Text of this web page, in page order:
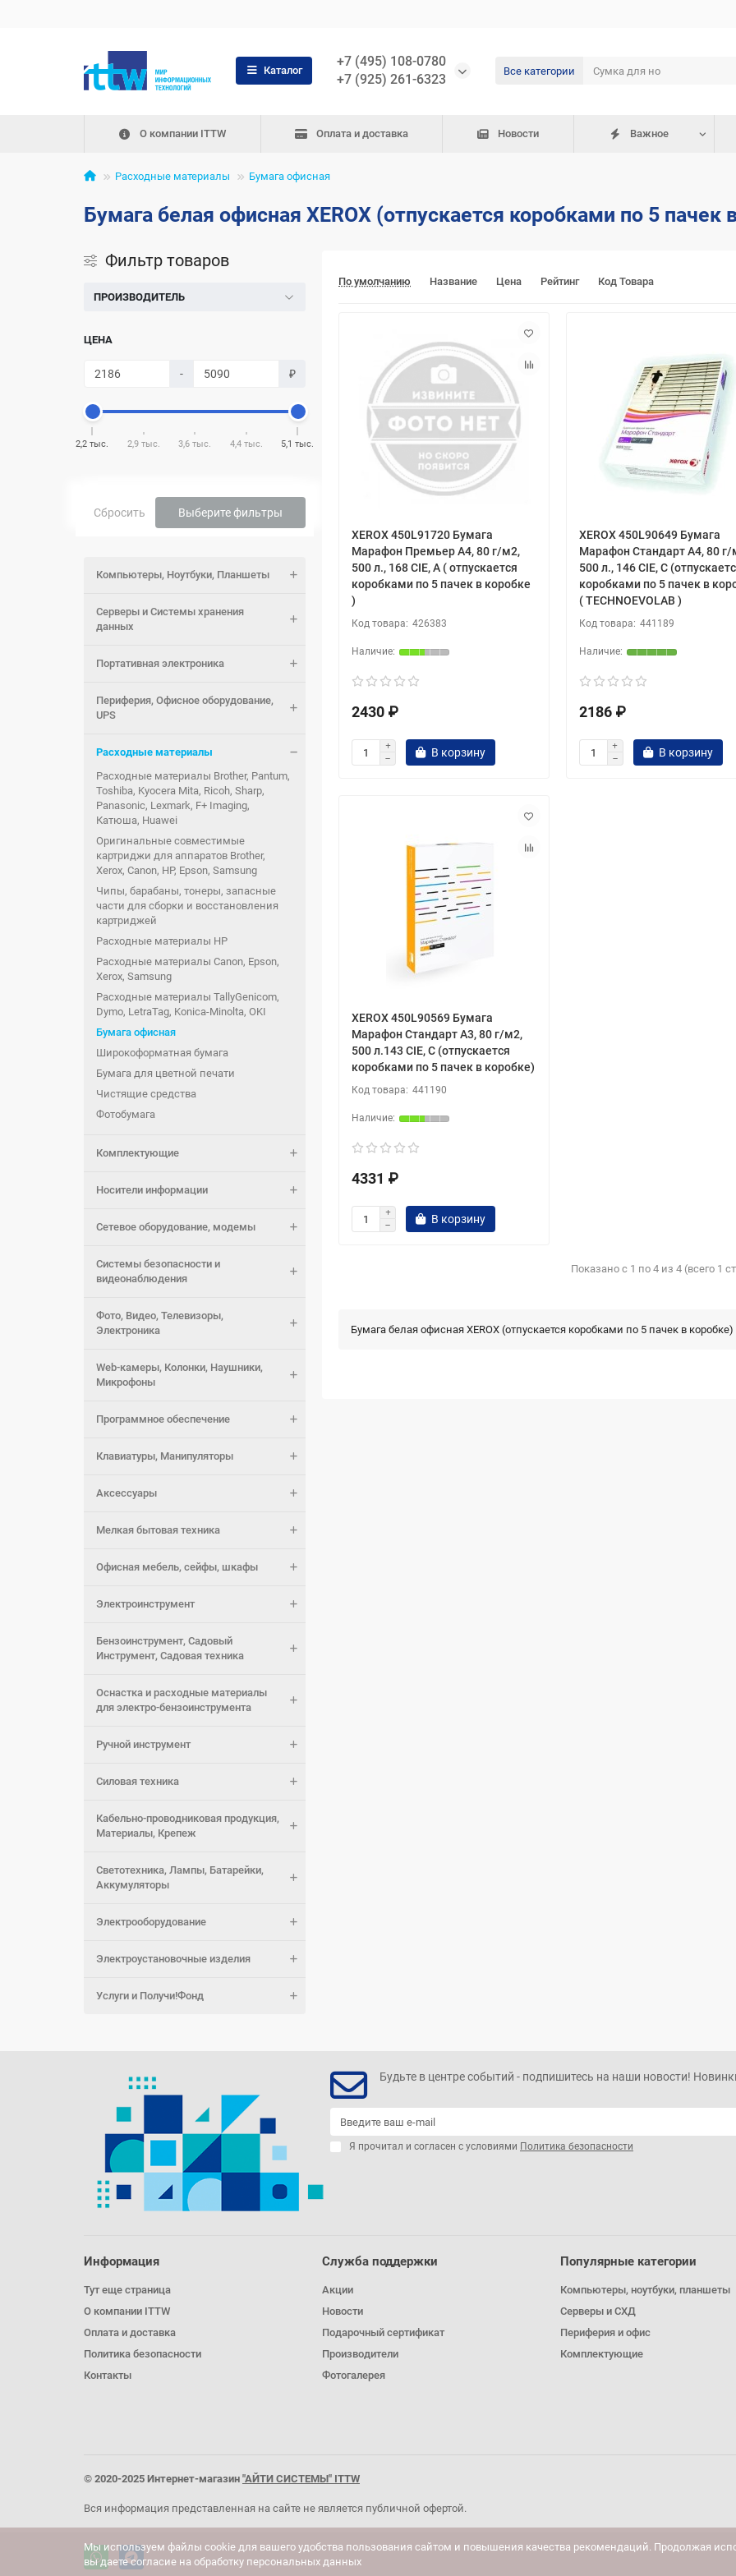
Каталог Все категории
+7 (495) 108-0780
+7 (925) 261-6323
О компании ITTW Оплата и доставка Новости Важное
Расходные материалы Бумага офисная
Бумага белая офисная XEROX (отпускается коробками по 5 пачек
Фильтр товаров
ПРОИЗВОДИТЕЛЬ
ЦЕНА
- ₽
2,2 тыс. 2,9 тыс. 3,6 тыс. 4,4 тыс. 5,1 тыс.
Сбросить Выберите фильтры
Компьютеры, Ноутбуки, Планшеты
Серверы и Системы хранения
данных
Портативная электроника
Периферия, Офисное оборудование,
UPS
Расходные материалы
Расходные материалы Brother, Pantum,
Toshiba, Kyocera Mita, Ricoh, Sharp,
Panasonic, Lexmark, F+ Imaging,
Катюша, Huawei
Оригинальные совместимые
картриджи для аппаратов Brother,
Xerox, Canon, HP, Epson, Samsung
Чипы, барабаны, тонеры, запасные
части для сборки и восстановления
картриджей
Расходные материалы HP
Расходные материалы Canon, Epson,
Xerox, Samsung
Расходные материалы TallyGenicom,
Dymo, LetraTag, Konica-Minolta, OKI
Бумага офисная
Широкоформатная бумага
Бумага для цветной печати
Чистящие средства
Фотобумага
Комплектующие
Носители информации
Сетевое оборудование, модемы
Системы безопасности и
видеонаблюдения
Фото, Видео, Телевизоры,
Электроника
Web-камеры, Колонки, Наушники,
Микрофоны
Программное обеспечение
Клавиатуры, Манипуляторы
Аксессуары
Мелкая бытовая техника
Офисная мебель, сейфы, шкафы
Электроинструмент
Бензоинструмент, Садовый
Инструмент, Садовая техника
Оснастка и расходные материалы
для электро-бензоинструмента
Ручной инструмент
Силовая техника
Кабельно-проводниковая продукция,
Материалы, Крепеж
Светотехника, Лампы, Батарейки,
Аккумуляторы
Электрооборудование
Электроустановочные изделия
Услуги и Получи!Фонд
По умолчанию Название Цена Рейтинг Код Товара
XEROX 450L91720 Бумага
Марафон Премьер А4, 80 г/м2,
500 л., 168 CIE, A ( отпускается
коробками по 5 пачек в коробке
)
426383
2430 ₽
В корзину
XEROX 450L90649 Бумага
Марафон Стандарт А4, 80 г/
500 л., 146 CIE, C
коробками по 5 пачек в
( TECHNOEVOLAB )
441189
2186 ₽
В корзину
XEROX 450L90569 Бумага
Марафон Стандарт А3, 80 г/м2,
500 л.143 CIE, C (отпускается
коробками по 5 пачек в коробке)
441190
4331 ₽
В корзину
Показано с 1 по 4 из 4 (всего 1
Бумага белая офисная XEROX (отпускается коробками по 5 пачек в коробке)
Мы используем файлы cookie для вашего удобства пользования сайтом и повышения качества рекомендаций. Продолжая
вы даете согласие на обработку персональных данных
Будьте в центре событий - подпишитесь на наши новости!
Я прочитал и согласен с условиями Политика безопасности
Информация
Тут еще страница
О компании ITTW
Оплата и доставка
Политика безопасности
Контакты
Служба поддержки
Акции
Новости
Подарочный сертификат
Производители
Фотогалерея
Популярные категории
Компьютеры, ноутбуки, планшеты
Серверы и СХД
Периферия и офис
Комплектующие
© 2020-2025 Интернет-магазин "АЙТИ СИСТЕМЫ" ITTW
Вся информация представленная на сайте не является публичной офертой.